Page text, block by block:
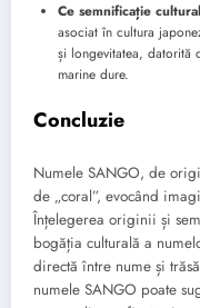
Ce semnificație
asociat în cultura
și longevitatea, datorită
marine dure.
Concluzie
Numele SANGO, de
de „coral”, evocând
Înțelegerea originii și
bogăția culturală a
directă între nume și
numele SANGO poate